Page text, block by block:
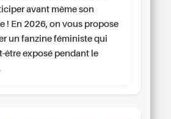
avant même son
! En 2026, on vous propose
un fanzine féministe qui
être exposé pendant le